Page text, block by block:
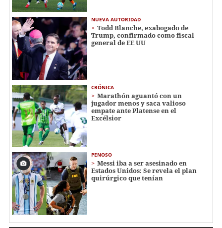
NUEVA AUTORIDAD
Todd Blanche, exabogado de
Trump, confirmado como fiscal
general de EE UU
CRÓNICA
Marathón aguantó con un
jugador menos y saca valioso
empate ante Platense en el
Excélsior
PENOSO
Messi iba a ser asesinado en
Estados Unidos: Se revela el plan
quirúrgico que tenían